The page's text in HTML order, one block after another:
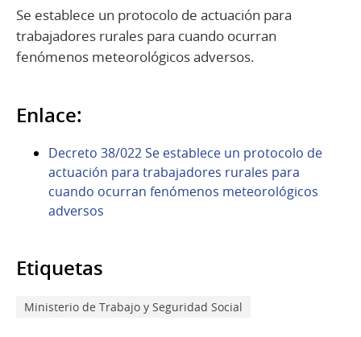
Se establece un protocolo de actuación para
trabajadores rurales para cuando ocurran
fenómenos meteorológicos adversos.
Enlace:
Decreto 38/022 Se establece un protocolo de
actuación para trabajadores rurales para
cuando ocurran fenómenos meteorológicos
adversos
Etiquetas
Ministerio de Trabajo y Seguridad Social